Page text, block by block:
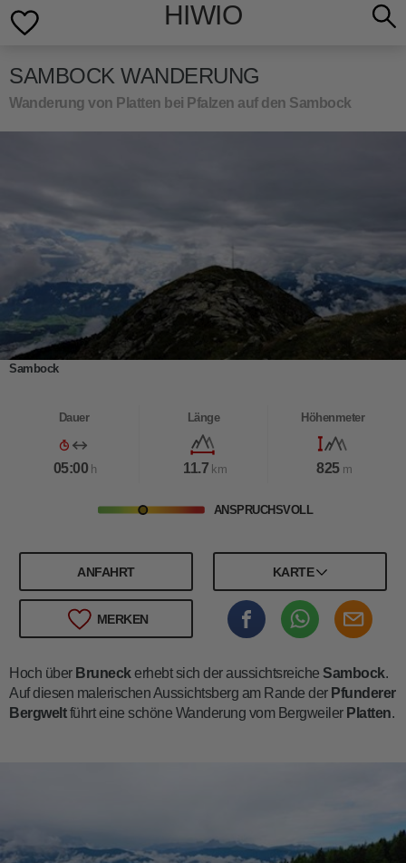
HIWIO
SAMBOCK WANDERUNG
Wanderung von Platten bei Pfalzen auf den Sambock
Sambock
Dauer
05:00 h
Länge
11.7 km
Höhenmeter
825 m
ANSPRUCHSVOLL
ANFAHRT KARTE
MERKEN
Hoch über Bruneckerhebt sich der aussichtsreiche Sambock.
Auf diesen malerischen Aussichtsberg am Rande der Pfunderer
Bergweltführt eine schöne Wanderung vom Bergweiler Platten.